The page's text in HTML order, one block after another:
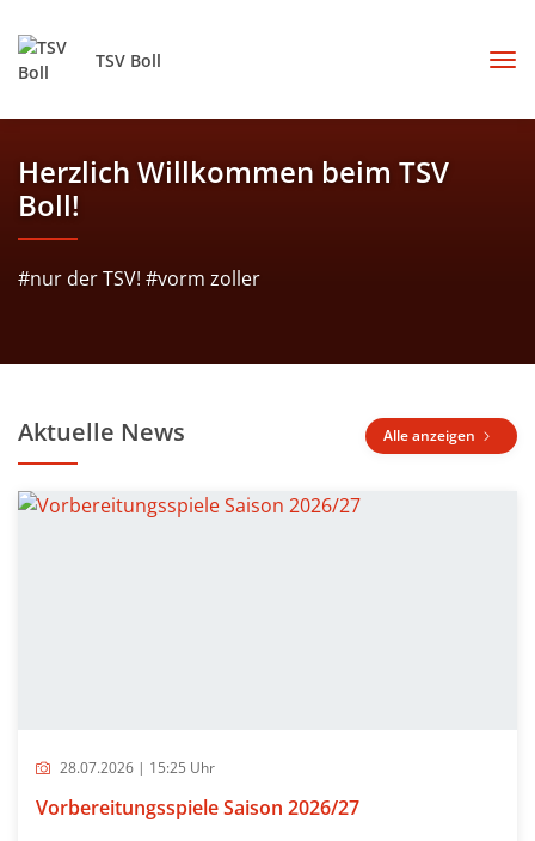
TSV Boll
Herzlich Willkommen beim TSV
Boll!
#nur der TSV! #vorm zoller
Aktuelle News Alle anzeigen
28.07.2026 | 15:25 Uhr
Vorbereitungsspiele Saison 2026/27